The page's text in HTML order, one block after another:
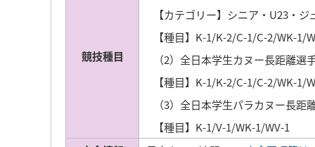
競技種目
【カテゴリー】シ
【種目】K-1/K-2/C-1/C-2/
（2）全日本学生
【種目】K-1/K-2/C-1/C-2/
（3）全日本学生パ
【種目】K-1/V-1/WK-1/WV-1